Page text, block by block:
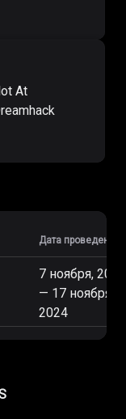
At
Дата проведения
7 ноября, 2024
— 17 ноября,
2024